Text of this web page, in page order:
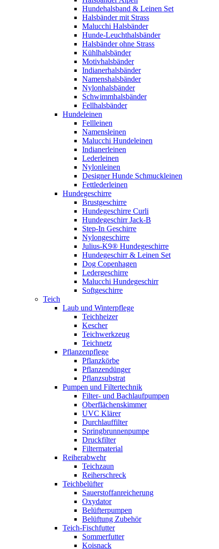
Hundehalsband & Leinen Set
Halsbänder mit Strass
Malucchi Halsbänder
Hunde-Leuchthalsbänder
Halsbänder ohne Strass
Kühlhalsbänder
Motivhalsbänder
Indianerhalsbänder
Namenshalsbänder
Nylonhalsbänder
Schwimmhalsbänder
Fellhalsbänder
Hundeleinen
Fellleinen
Namensleinen
Malucchi Hundeleinen
Indianerleinen
Lederleinen
Nylonleinen
Designer Hunde Schmuckleinen
Fettlederleinen
Hundegeschirre
Brustgeschirre
Hundegeschirre Curli
Hundegeschirr Jack-B
Step-In Geschirre
Nylongeschirre
Julius-K9® Hundegeschirre
Hundegeschirr & Leinen Set
Dog Copenhagen
Ledergeschirre
Malucchi Hundegeschirr
Softgeschirre
Teich
Laub und Winterpflege
Teichheizer
Kescher
Teichwerkzeug
Teichnetz
Pflanzenpflege
Pflanzkörbe
Pflanzendünger
Pflanzsubstrat
Pumpen und Filtertechnik
Filter- und Bachlaufpumpen
Oberflächenskimmer
UVC Klärer
Durchlauffilter
Springbrunnenpumpe
Druckfilter
Filtermaterial
Reiherabwehr
Teichzaun
Reiherschreck
Teichbelüfter
Sauerstoffanreicherung
Oxydator
Belüfterpumpen
Belüftung Zubehör
Teich-Fischfutter
Sommerfutter
Koisnack